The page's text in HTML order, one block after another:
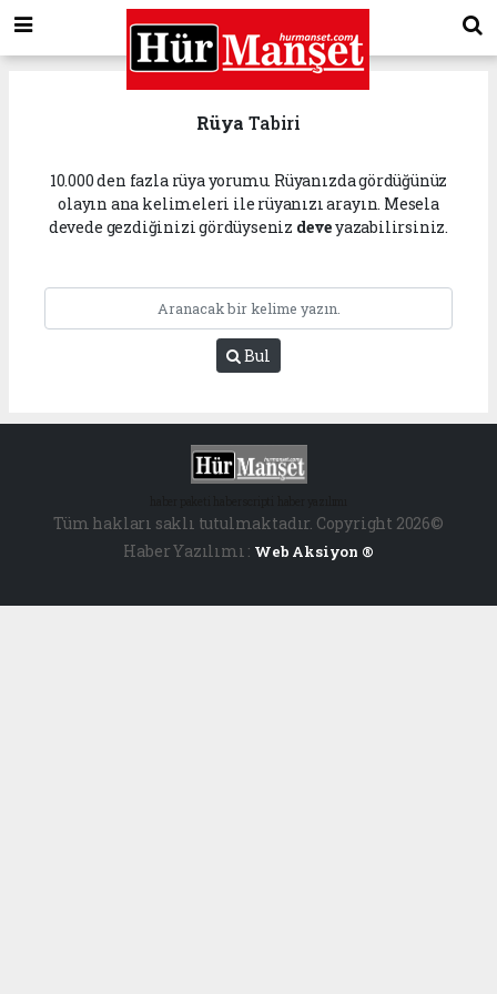
Rüya Tabiri
10.000 den fazla rüya yorumu. Rüyanızda gördüğünüz
olayın ana kelimeleri ile rüyanızı arayın. Mesela
devede gezdiğinizi gördüyseniz deveyazabilirsiniz.
Bul
Tüm hakları saklı tutulmaktadır. Copyright 2026©
Haber Yazılımı : Web Aksiyon ®